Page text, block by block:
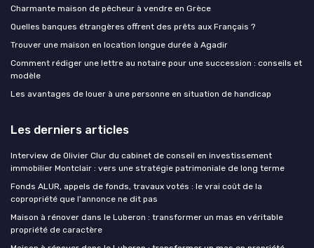
Charmante maison de pêcheur à vendre en Grèce
Quelles banques étrangères offrent des prêts aux Français ?
Trouver une maison en location longue durée à Agadir
Comment rédiger une lettre au notaire pour une succession : conseils et
modèle
Les avantages de louer à une personne en situation de handicap
Les derniers articles
Interview de Olivier Clur du cabinet de conseil en investissement
immobilier Montclair : vers une stratégie patrimoniale de long terme
Fonds ALUR, appels de fonds, travaux votés : le vrai coût de la
copropriété que l'annonce ne dit pas
Maison à rénover dans le Luberon : transformer un mas en véritable
propriété de caractère